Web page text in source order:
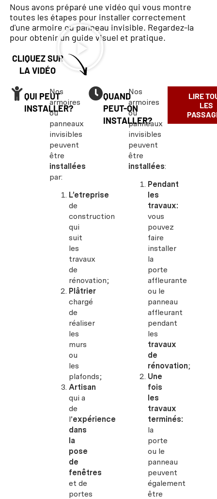
Nous avons préparé une vidéo qui vous montre
toutes les étapes pour installer correctement
d'une armoire ou panneau invisible. Regardez-la
pour obtenir un guide visuel et pratique.
CLIQUEZ SUR
LA VIDÉO
QUI PEUT
INSTALLER?
Nos
armoires
ou
panneaux
invisibles
peuvent
être
installées
par:
L’etreprise
de
construction
qui
suit
les
travaux
de
rénovation;
Plâtrier
chargé
de
réaliser
les
murs
ou
les
plafonds;
Artisan
qui a
de
l’expérience
dans
la
pose
de
fenêtres
et de
portes
QUAND
PEUT-ON
INSTALLER?
Nos
armoires
ou
panneaux
invisibles
peuvent
être
installées:
Pendant
les
travaux:
vous
pouvez
faire
installer
la
porte
affleurante
ou le
panneau
affleurant
pendant
les
travaux
de
rénovation;
Une
fois
les
travaux
terminés:
la
porte
ou le
panneau
peuvent
également
être
LIRE
LES